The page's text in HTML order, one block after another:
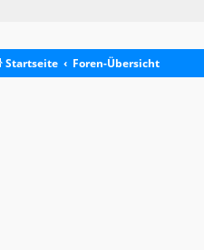
Startseite Foren-Übersicht